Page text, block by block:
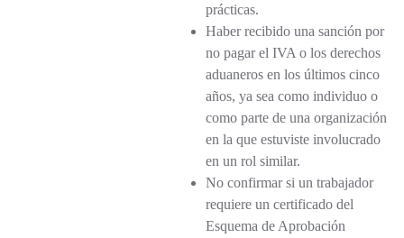
prácticas.
Haber recibido una sanción por
no pagar el IVA o los derechos
aduaneros en los últimos cinco
años, ya sea como individuo o
como parte de una organización
en la que estuviste involucrado
en un rol similar.
No confirmar si un trabajador
requiere un certificado del
Esquema de Aprobación